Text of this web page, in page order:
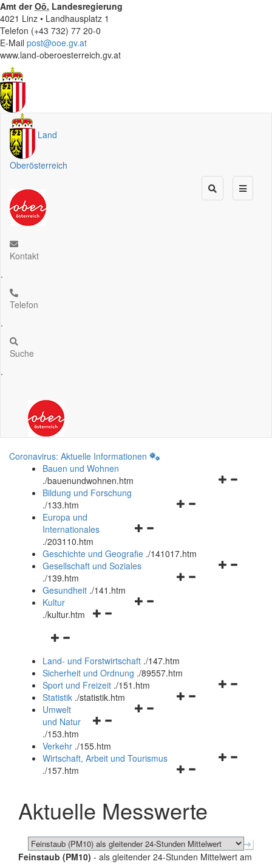
Amt derOö. Landesregierung
4021 Linz • Landhausplatz 1
Telefon (+43 732) 77 20-0
E-Mail post@ooe.gv.at
www.land-oberoesterreich.gv.at
Land
Oberösterreich
Kontakt
.
Telefon
.
Suche
.
Coronavirus: Aktuelle Informationen
Bauen und Wohnen
./bauenundwohnen.htm
Navigationsmenü
Bildung und Forschung
./133.htm
Navigationsmenü
und
schließen
Europa und
Internationales
./203110.htm
Geschichte und Geografie ./141017.htm
Navigationsmenü
Gesellschaft und Soziales
./139.htm
Navigationsmenü
Gesundheit ./141.htm
Navigationsmenü
Kultur
./kultur.htm
Navigationsmenü
und
schließen
Land- und Forstwirtschaft ./147.htm
Sicherheit und Ordnung ./89557.htm
Navigationsmenü
Sport und Freizeit ./151.htm
Navigationsmenü
Statistik ./statistik.htm
Navigationsmenü
und
schließen
Umwelt
und Natur
./153.htm
Verkehr ./155.htm
Navigationsmenü
schließen
Wirtschaft, Arbeit und Tourismus
./157.htm
Aktuelle Messwerte
Feinstaub (PM10) - als gleitender 24-Stunden Mittelwert am